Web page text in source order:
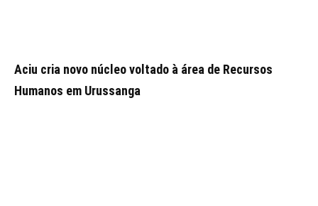
Aciu cria novo núcleo voltado à área de Recursos
Humanos em Urussanga